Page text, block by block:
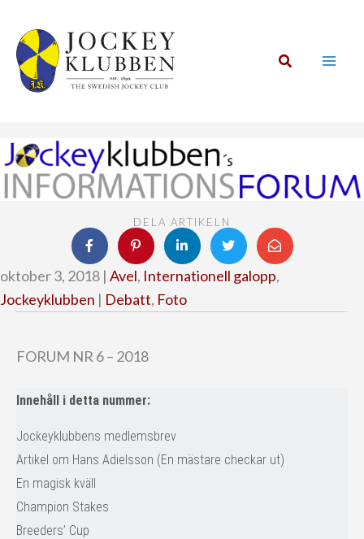
innehåll
Sök
DELA ARTIKELN
oktober 3, 2018 | Avel, Internationell galopp,
Jockeyklubben | Debatt, Foto
FORUM NR 6 – 2018
Innehåll i detta nummer:
Jockeyklubbens medlemsbrev
Artikel om Hans Adielsson (En mästare checkar ut)
En magisk kväll
Champion Stakes
Breeders’ Cup